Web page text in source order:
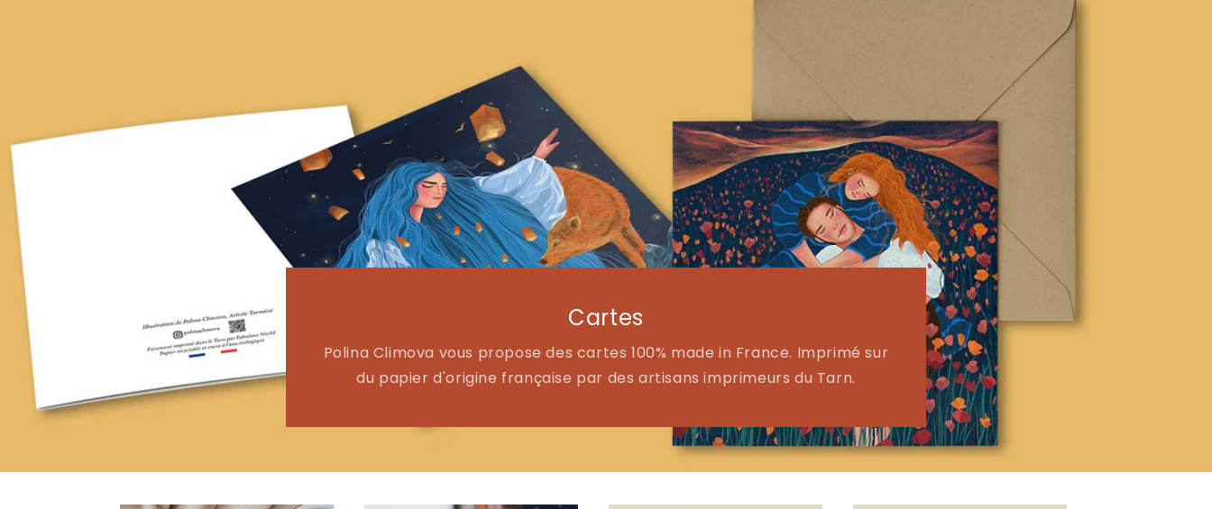
Cartes
Polina Climova vous propose des cartes 100% made in France. Imprimé sur
du papier d'origine française par des artisans imprimeurs du Tarn.